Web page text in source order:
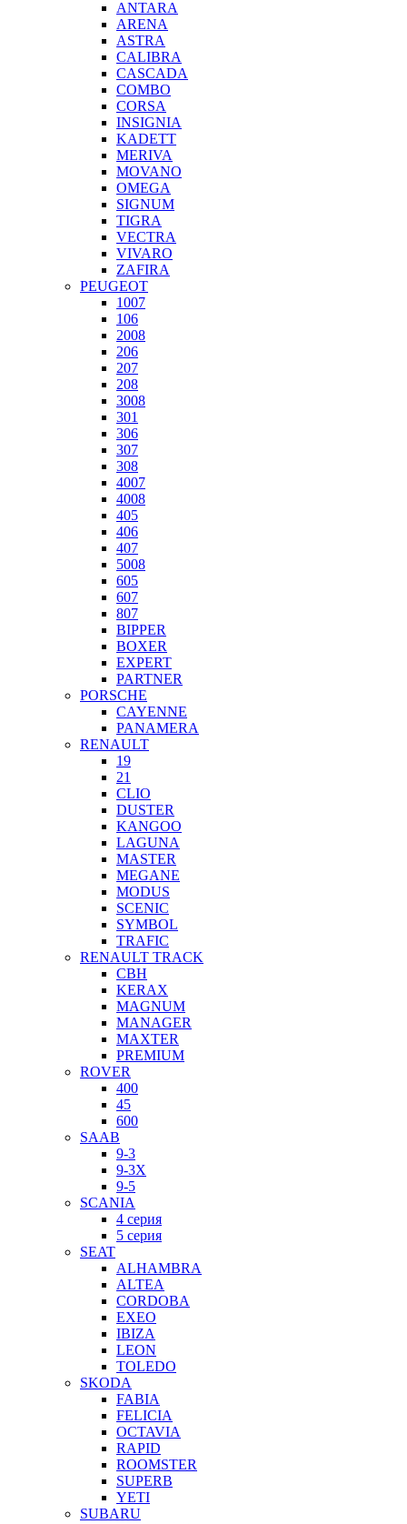
ANTARA
ARENA
ASTRA
CALIBRA
CASCADA
COMBO
CORSA
INSIGNIA
KADETT
MERIVA
MOVANO
OMEGA
SIGNUM
TIGRA
VECTRA
VIVARO
ZAFIRA
PEUGEOT
1007
106
2008
206
207
208
3008
301
306
307
308
4007
4008
405
406
407
5008
605
607
807
BIPPER
BOXER
EXPERT
PARTNER
PORSCHE
CAYENNE
PANAMERA
RENAULT
19
21
CLIO
DUSTER
KANGOO
LAGUNA
MASTER
MEGANE
MODUS
SCENIC
SYMBOL
TRAFIC
RENAULT TRACK
CBH
KERAX
MAGNUM
MANAGER
MAXTER
PREMIUM
ROVER
400
45
600
SAAB
9-3
9-3X
9-5
SCANIA
4 серия
5 серия
SEAT
ALHAMBRA
ALTEA
CORDOBA
EXEO
IBIZA
LEON
TOLEDO
SKODA
FABIA
FELICIA
OCTAVIA
RAPID
ROOMSTER
SUPERB
YETI
SUBARU